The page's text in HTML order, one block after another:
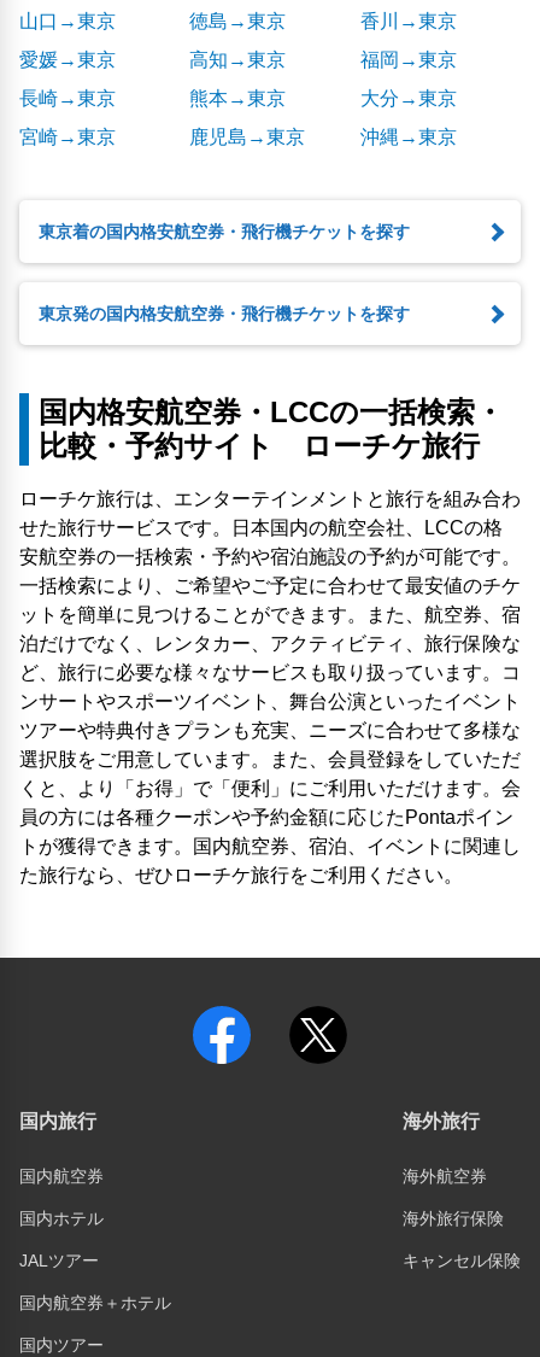
山口→東京
徳島→東京
香川→東京
愛媛→東京
高知→東京
福岡→東京
長崎→東京
熊本→東京
大分→東京
宮崎→東京
鹿児島→東京 沖縄→東京
東京着の国内格安航空券・飛行機チケットを探す
東京発の国内格安航空券・飛行機チケットを探す
国内格安航空券・LCCの一括検索・
比較・予約サイト ローチケ旅行
ローチケ旅行は、エンターテインメントと旅行を組み合わ
せた旅行サービスです。日本国内の航空会社、LCCの格
安航空券の一括検索・予約や宿泊施設の予約が可能です。
一括検索により、ご希望やご予定に合わせて最安値のチケ
ットを簡単に見つけることができます。また、航空券、宿
泊だけでなく、レンタカー、アクティビティ、旅行保険な
ど、旅行に必要な様々なサービスも取り扱っています。コ
ンサートやスポーツイベント、舞台公演といったイベント
ツアーや特典付きプランも充実、ニーズに合わせて多様な
選択肢をご用意しています。また、会員登録をしていただ
くと、より「お得」で「便利」にご利用いただけます。会
員の方には各種クーポンや予約金額に応じたPontaポイン
トが獲得できます。国内航空券、宿泊、イベントに関連し
た旅行なら、ぜひローチケ旅行をご利用ください。
国内旅行
国内航空券
国内ホテル
JALツアー
国内航空券＋ホテル
国内ツアー
海外旅行
海外航空券
海外旅行保険
キャンセル保険